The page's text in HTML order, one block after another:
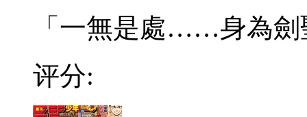
「一無是處……身為劍
评分: